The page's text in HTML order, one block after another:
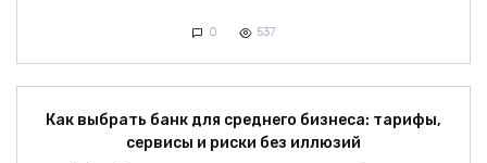
0 537
Как выбрать банк для среднего бизнеса: тарифы,
сервисы и риски без иллюзий